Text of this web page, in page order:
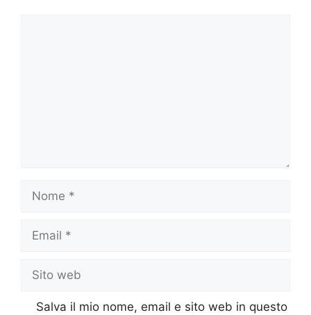
web
Salva il mio nome, email e sito web in questo